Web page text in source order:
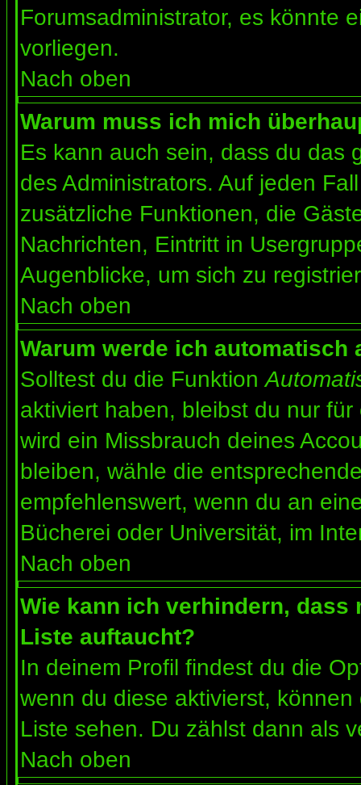
Forumsadministrator, es könnte
vorliegen.
Nach oben
Warum muss ich mich
Es kann auch sein, dass du das
des Administrators. Auf jeden
zusätzliche Funktionen, die
Nachrichten, Eintritt in
Augenblicke, um sich zu
Nach oben
Warum werde ich automatisch
Solltest du die Funktion
aktiviert haben, bleibst du nur
wird ein Missbrauch deines
bleiben, wähle die
empfehlenswert, wenn du an
Bücherei oder Universität, im
Nach oben
Wie kann ich verhindern, dass
Liste auftaucht?
In deinem Profil findest du die
wenn du diese aktivierst,
Liste sehen. Du zählst dann als
Nach oben